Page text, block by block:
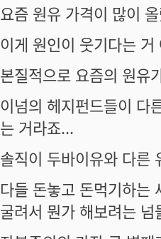
요즘 원유 가격이 많이
이게 원인이 웃기다는
본질적으로 요즘의 원유
이넘의 헤지펀드들이 다
는 거라죠...
솔직이 두바이유와 다른
다들 돈놓고 돈먹기하는
굴려서 뭔가 해보려는